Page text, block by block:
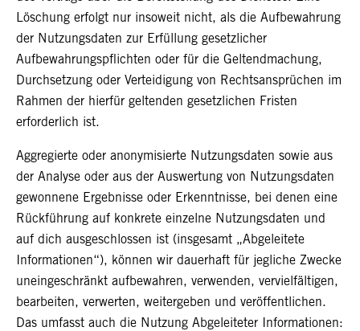
Löschung erfolgt nur insoweit nicht, als die Aufbewahrung
der Nutzungsdaten zur Erfüllung gesetzlicher
Aufbewahrungspflichten oder für die Geltendmachung,
Durchsetzung oder Verteidigung von Rechtsansprüchen im
Rahmen der hierfür geltenden gesetzlichen Fristen
erforderlich ist.
Aggregierte oder anonymisierte Nutzungsdaten sowie aus
der Analyse oder aus der Auswertung von Nutzungsdaten
gewonnene Ergebnisse oder Erkenntnisse, bei denen eine
Rückführung auf konkrete einzelne Nutzungsdaten und
auf dich ausgeschlossen ist (insgesamt „Abgeleitete
Informationen“), können wir dauerhaft für jegliche Zwecke
uneingeschränkt aufbewahren, verwenden, vervielfältigen,
bearbeiten, verwerten, weitergeben und veröffentlichen.
Das umfasst auch die Nutzung Abgeleiteter Informationen: